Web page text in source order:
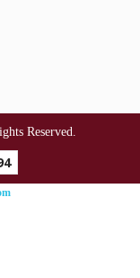
Reserved.